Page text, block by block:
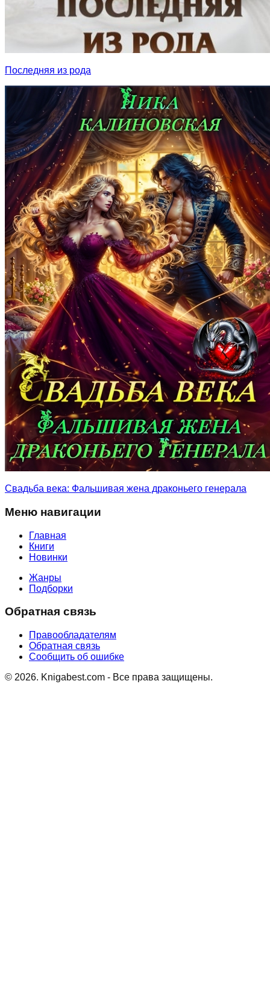
Последняя из рода
Свадьба века: Фальшивая жена драконьего генерала
Меню навигации
Главная
Книги
Новинки
Жанры
Подборки
Обратная связь
Правообладателям
Обратная связь
Сообщить об ошибке
© 2026. Knigabest.com - Все права защищены.